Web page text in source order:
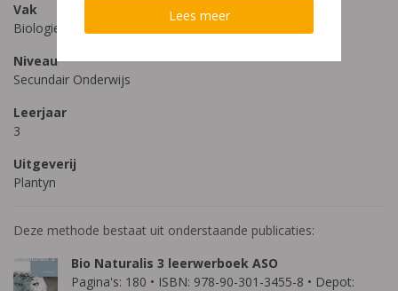
Vak
Biologie
Niveau
Secundair Onderwijs
Leerjaar
3
Uitgeverij
Plantyn
Deze methode bestaat uit onderstaande publicaties:
Bio Naturalis 3 leerwerboek ASO
Pagina's: 180 • ISBN: 978-90-301-3455-8 • Depot:
Lees meer